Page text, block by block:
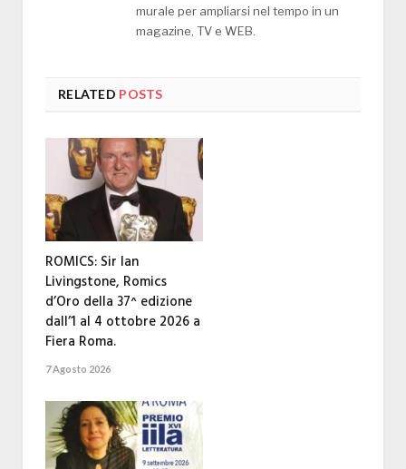
murale per ampliarsi nel tempo in un
magazine, TV e WEB.
RELATED POSTS
ROMICS: Sir Ian
Livingstone, Romics
d’Oro della 37^ edizione
dall’1 al 4 ottobre 2026 a
Fiera Roma.
7 Agosto 2026